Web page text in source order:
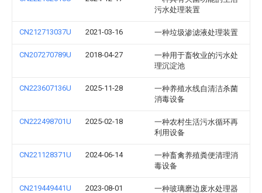
污水处理装置
CN212713037U 2021-03-16 一种垃圾渗滤液处理装置
CN207270789U 2018-04-27
一种用于畜牧业的污水处
理沉淀池
CN223607136U 2025-11-28
一种养殖水线自清洁杀菌
消毒设备
CN222498701U 2025-02-18
一种农村生活污水循环再
利用设备
CN221128371U 2024-06-14
一种畜禽养殖粪便清理消
毒设备
CN219449441U 2023-08-01 一种玻璃磨边废水处理器